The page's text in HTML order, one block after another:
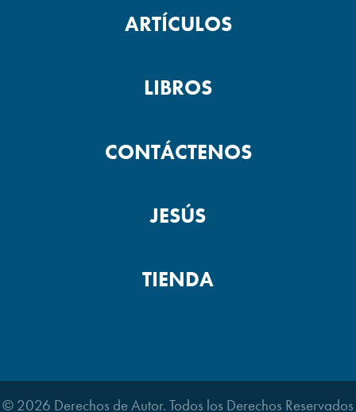
ARTÍCULOS
LIBROS
CONTÁCTENOS
JESÚS
TIENDA
© 2026 Derechos de Autor. Todos los Derechos Reservados